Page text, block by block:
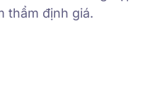
thẩm định giá.